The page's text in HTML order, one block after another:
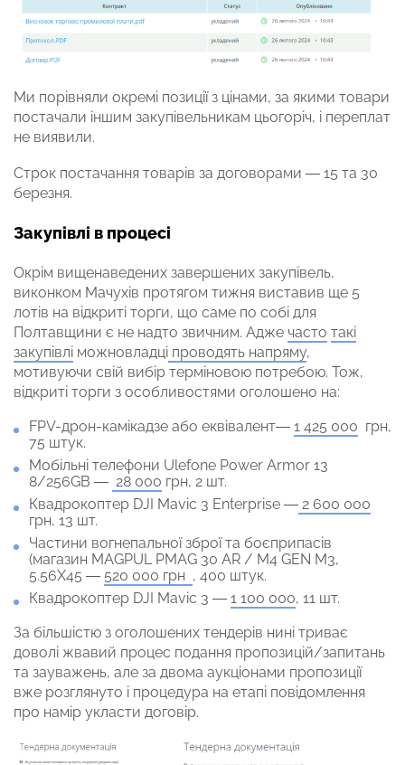
Ми порівняли окремі позиції з цінами, за якими товари
постачали іншим закупівельникам цьогоріч, і переплат
не виявили.
Строк постачання товарів за договорами — 15 та 30
березня.
Закупівлі в процесі
Окрім вищенаведених завершених закупівель,
виконком Мачухів протягом тижня виставив ще 5
лотів на відкриті торги, що саме по собі для
Полтавщини є не надто звичним. Адже часто такі
закупівлі можновладці проводять напряму,
мотивуючи свій вибір терміновою потребою. Тож,
відкриті торги з особливостями оголошено на:
FPV-дрон-камікадзе або еквівалент— 1 425 000 грн,
75 штук.
Мобільні телефони Ulefone Power Armor 13
8/256GB — 28 000 грн, 2 шт.
Квадрокоптер DJI Mavic 3 Enterprise — 2 600 000
грн, 13 шт.
Частини вогнепальної зброї та боєприпасів
(магазин MAGPUL PMAG 30 AR / M4 GEN M3,
5.56X45 — 520 000 грн , 400 штук.
Квадрокоптер DJI Mavic 3 — 1 100 000, 11 шт.
За більшістю з оголошених тендерів нині триває
доволі жвавий процес подання пропозицій/запитань
та зауважень, але за двома аукціонами пропозиції
вже розглянуто і процедура на етапі повідомлення
про намір укласти договір.